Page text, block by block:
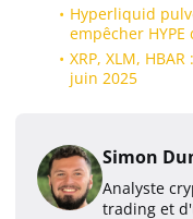
Hyperliquid
empêcher HYPE
XRP, XLM,
juin 2025
Simon
Analyste
trading et